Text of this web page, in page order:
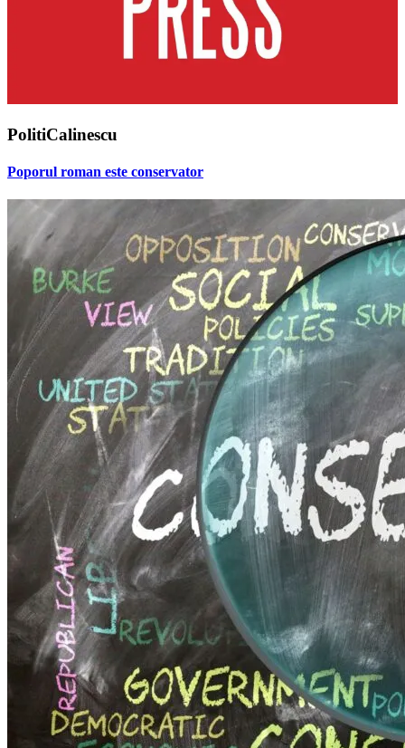
PolitiCalinescu
Poporul roman este conservator